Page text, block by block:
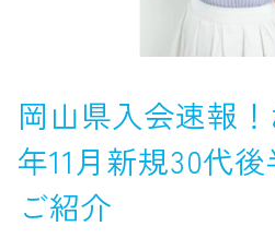
岡山県入会速報
年11月新規30代
ご紹介